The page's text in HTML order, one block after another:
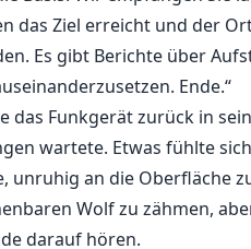
das Ziel erreicht und der
Es gibt Berichte über
Ende.“
das Funkgerät zurück in
wartete. Etwas fühlte
unruhig an die Oberfläche
Wolf zu zähmen,
darauf hören.